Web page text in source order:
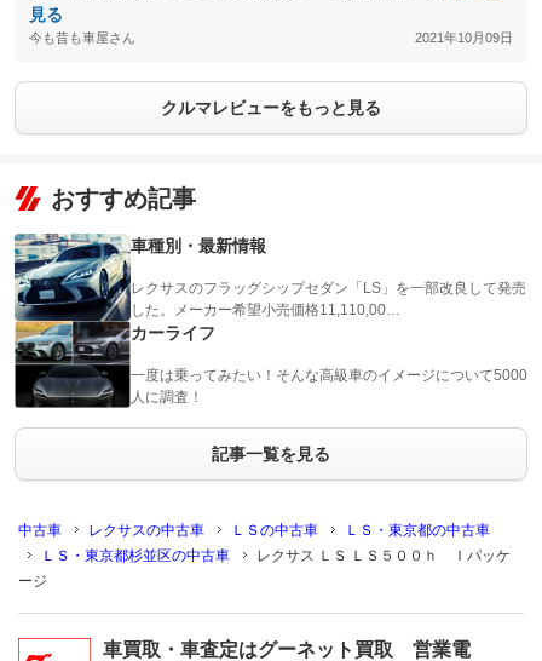
見る
今も昔も車屋さん 2021年10月09日
クルマレビューをもっと見る
おすすめ記事
車種別・最新情報
レクサスのフラッグシップセダン「LS」を一部改良して発売
した。メーカー希望小売価格11,110,00…
カーライフ
一度は乗ってみたい！そんな高級車のイメージについて5000
人に調査！
記事一覧を見る
中古車 レクサスの中古車 ＬＳの中古車
ＬＳ・東京都の中古車
ＬＳ・東京都杉並区の中古車
レクサス ＬＳ ＬＳ５００ｈ Ｉパッケ
ージ
車買取・車査定はグーネット買取 営業電